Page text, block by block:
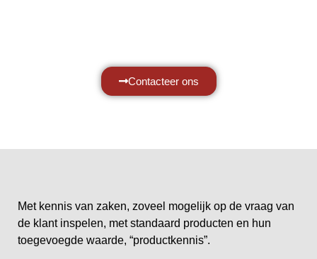
Contacteer ons
Met kennis van zaken, zoveel mogelijk op de vraag van
de klant inspelen, met standaard producten en hun
toegevoegde waarde, “productkennis”.